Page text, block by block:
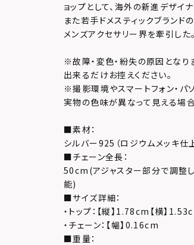
ョップとして、海外の新進デザイ
また若手ドメスティックブランド
メンズアクセサリー界を牽引した。
※故障・変色・紛失の原因とな
出来るだけお控えください。
※撮影環境やスマートフォン・パ
実物の色味が異なって見える場合
■素材：
シルバー925（ロジウムメッキ仕
■チェーン全長：
50cm(アジャスター部分で調整
能)
■サイズ詳細：
・トップ：【縦】1.78cm【横】
・チェーン：【幅】0.16cm
■重量：